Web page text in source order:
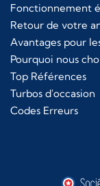
Fonctionnement
Retour de votre
Avantages pour
Pourquoi nous
Top Références
Turbos d'occasion
Codes Erreurs